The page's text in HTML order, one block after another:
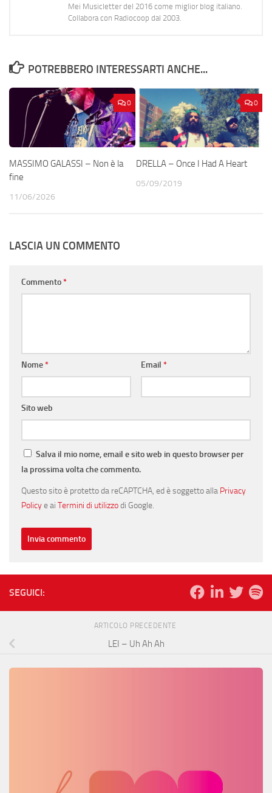
Mei Musicletter del 2016 come miglior blog italiano.
Collabora con Radiocoop dal 2003.
POTREBBERO INTERESSARTI ANCHE...
0
MASSIMO GALASSI – Non è la
fine
11/06/2026
0
DRELLA – Once I Had A Heart
05/09/2019
LASCIA UN COMMENTO
Commento*
Nome* Email *
Sito web
Salva il mio nome, email e sito web in questo browser per
la prossima volta che commento.
Questo sito è protetto da reCAPTCHA, ed è soggetto alla Privacy
Policye ai Termini di utilizzodi Google.
SEGUICI:
ARTICOLO PRECEDENTE
LEI – Uh Ah Ah